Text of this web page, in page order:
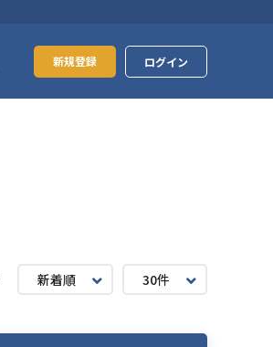
新規登録 ログイン
新着順 30件